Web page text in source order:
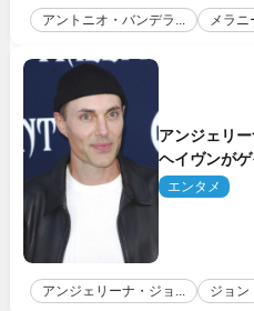
アントニオ・バンデラ... メラニ
アンジェリ
ヘイヴンが
かに
エンタメ
アンジェリーナ・ジョ... ジョン